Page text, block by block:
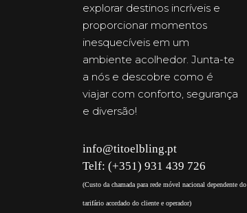
explorar destinos incríveis e
proporcionar momentos
inesquecíveis em um
ambiente acolhedor. Junta-te
a nós e descobre como é
viajar com conforto, segurança
e diversão!
info@titoelbling.pt
Telf: (+351) 931 439 726
(Custo da chamada para rede móvel nacional dependente do
tarifário acordado do cliente e operador)